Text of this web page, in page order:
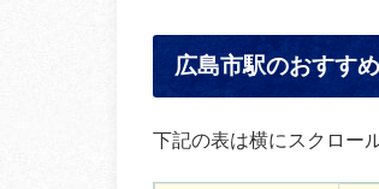
広島市駅のおすす
下記の表は横にスクロー